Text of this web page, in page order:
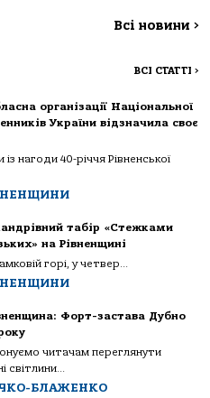
Всі новини >
ВСІ СТАТТІ >
організації Національної
України відзначила своє
нагоди 40-річчя Рівненської
табір «Стежками
на Рівненщині
горі, у четвер...
Форт-застава Дубно
читачам переглянути
світлини...
БЛАЖЕНКО